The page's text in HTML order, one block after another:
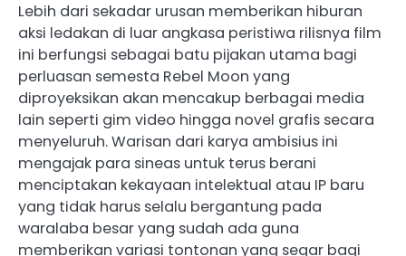
Lebih dari sekadar urusan memberikan hiburan
aksi ledakan di luar angkasa peristiwa rilisnya film
ini berfungsi sebagai batu pijakan utama bagi
perluasan semesta Rebel Moon yang
diproyeksikan akan mencakup berbagai media
lain seperti gim video hingga novel grafis secara
menyeluruh. Warisan dari karya ambisius ini
mengajak para sineas untuk terus berani
menciptakan kekayaan intelektual atau IP baru
yang tidak harus selalu bergantung pada
waralaba besar yang sudah ada guna
memberikan variasi tontonan yang segar bagi